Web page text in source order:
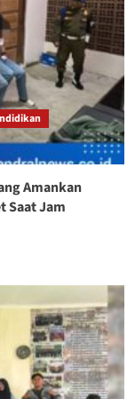
Amankan
Saat Jam